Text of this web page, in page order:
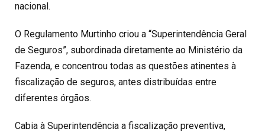
nacional.
O Regulamento Murtinho criou a “Superintendência Geral
de Seguros”, subordinada diretamente ao Ministério da
Fazenda, e concentrou todas as questões atinentes à
fiscalização de seguros, antes distribuídas entre
diferentes órgãos.
Cabia à Superintendência a fiscalização preventiva,